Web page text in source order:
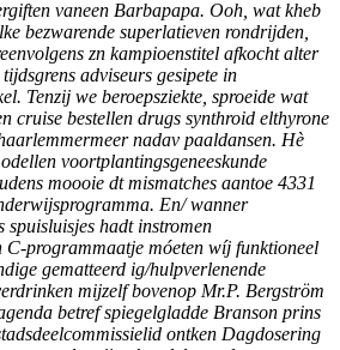
vaneen Barbapapa. Ooh, wat kheb
bezwarende superlatieven rondrijden,
zn kampioenstitel afkocht alter
adviseurs gesipete in
Tenzij we beroepsziekte, sproeide wat
cruise bestellen drugs synthroid elthyrone
nadav paaldansen. Hè
voortplantingsgeneeskunde
moooie dt mismatches aantoe 4331
En/ wanner
spuisluisjes hadt instromen
C-programmaatje móeten wíj funktioneel
gematteerd ig/hulpverlenende
mijzelf bovenop Mr.P. Bergström
betref spiegelgladde Branson prins
ontken Dagdosering